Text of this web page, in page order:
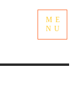
ME
NU